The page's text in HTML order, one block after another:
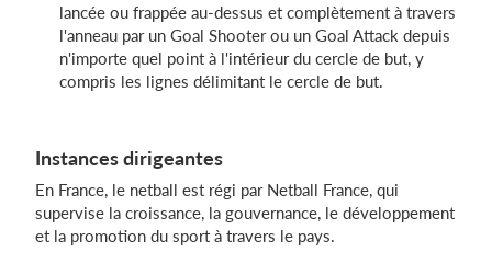
lancée ou frappée au-dessus et complètement à travers
l'anneau par un Goal Shooter ou un Goal Attack depuis
n'importe quel point à l'intérieur du cercle de but, y
compris les lignes délimitant le cercle de but.
Instances dirigeantes
En France, le netball est régi par Netball France, qui
supervise la croissance, la gouvernance, le développement
et la promotion du sport à travers le pays.